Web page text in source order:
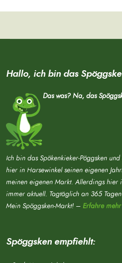
Hallo, ich bin das
Das was? Na, das
Ich bin das Spökenkieker-Pöggsken
hier in Harsewinkel seinen eigenen
meinen eigenen Markt. Allerdings hier
immer aktuell. Tagtäglich an 365
Mein Spöggsken-Markt! – Erfahre
Spöggsken empfiehlt: